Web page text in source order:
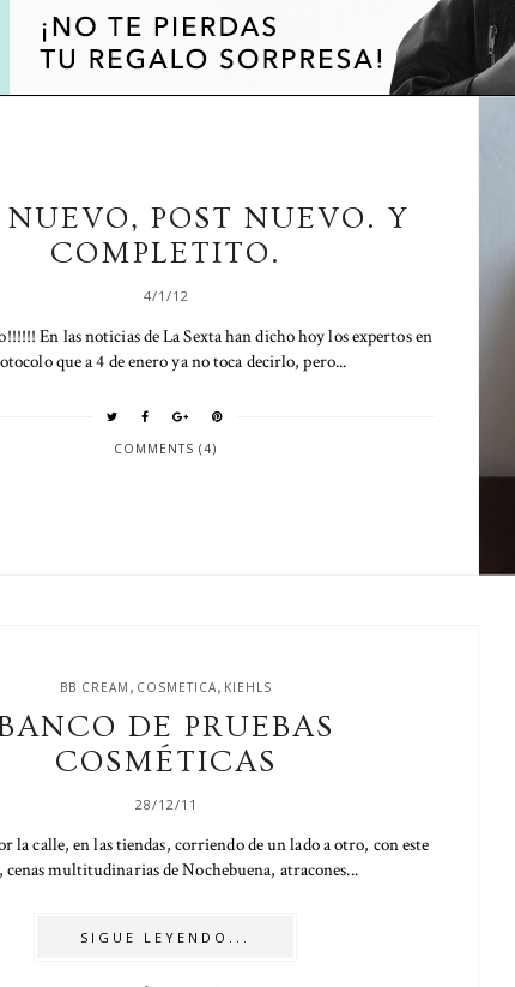
POST NUEVO. Y
COMPLETITO.
4/1/12
En las noticias de La Sexta han dicho hoy los expertos en
que a 4 de enero ya no toca decirlo, pero...
COMMENTS (4)
BB CREAM , COSMETICA, KIEHLS
DE PRUEBAS
COSMÉTICAS
28/12/11
la calle, en las tiendas, corriendo de un lado a otro, con este
multitudinarias de Nochebuena, atracones...
SIGUE LEYENDO...